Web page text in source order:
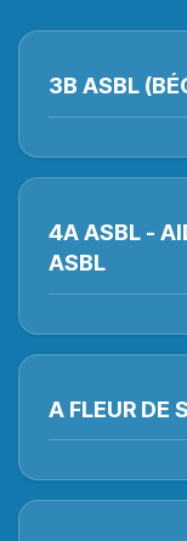
3B ASBL
4A ASBL -
ASBL
A FLEUR DE